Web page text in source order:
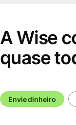
A Wise
quase
Envie dinheiro